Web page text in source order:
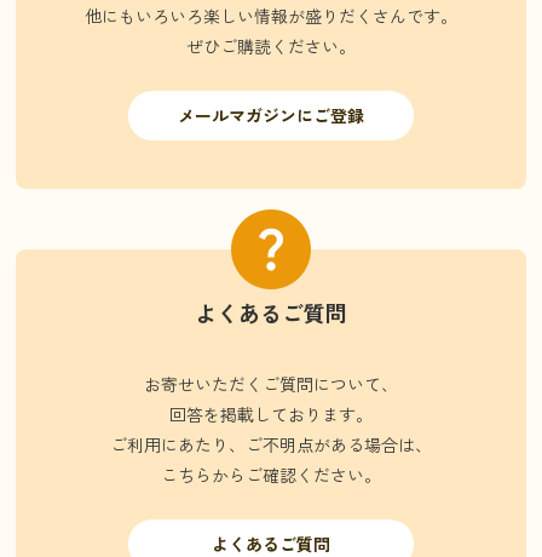
他にもいろいろ楽しい情報が盛りだくさんです。
ぜひご購読ください。
メールマガジンにご登録
よくあるご質問
お寄せいただくご質問について、
回答を掲載しております。
ご利用にあたり、ご不明点がある場合は、
こちらからご確認ください。
よくあるご質問